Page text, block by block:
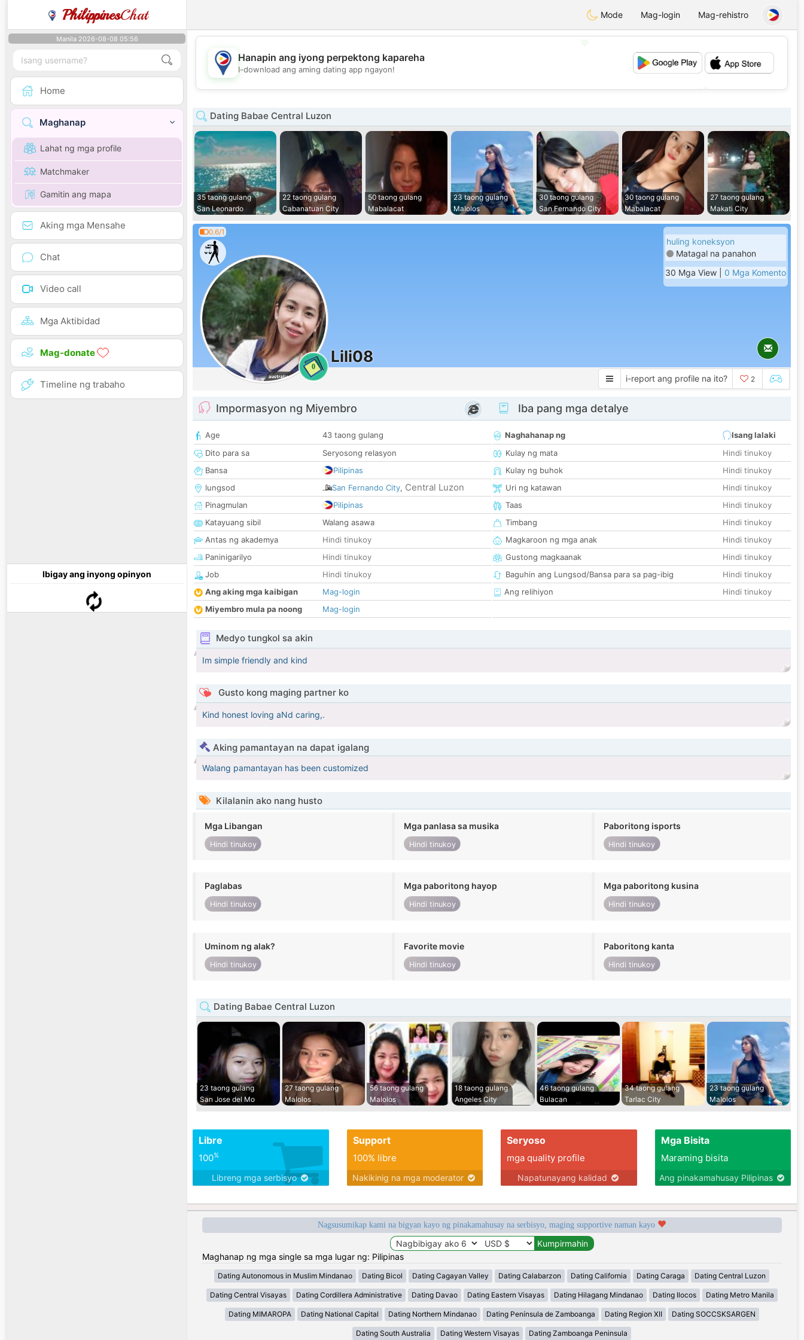
PhilippinesChat Mode Mag-login Mag-rehistro
Manila 2026-08-08 05:56
Home
Maghanap
Lahat ng mga profile
Matchmaker
Gamitin ang mapa
Aking mga Mensahe
Chat
Video call
Mga Aktibidad
Mag-donate
Timeline ng trabaho
Ibigay ang inyong opinyon
💖
💕
Hanapin ang iyong perpektong kapareha
I-download ang aming dating app ngayon!
Dating Babae Central Luzon
35 taong gulang
San Leonardo
22 taong gulang
Cabanatuan City
50 taong gulang
Mabalacat
23 taong gulang
Malolos
30 taong gulang
San Fernando City
30 taong gulang
Mabalacat
27 taong gulang
Makati City
0.6/1
0
Lili08
huling koneksyon
Matagal na panahon
30 Mga View | 0 Mga Komento
i-report ang profile na ito? 2
Impormasyon ng Miyembro
Age
43 taong gulang
Dito para sa
Seryosong relasyon
Bansa
Pilipinas
lungsod
San Fernando City, Central Luzon
Pinagmulan
Pilipinas
Katayuang sibil
Walang asawa
Antas ng akademya
Hindi tinukoy
Paninigarilyo
Hindi tinukoy
Job
Hindi tinukoy
Ang aking mga kaibigan
Mag-login
Miyembro mula pa noong
Mag-login
Iba pang mga detalye
Naghahanap ng
Isang lalaki
Kulay ng mata
Hindi tinukoy
Kulay ng buhok
Hindi tinukoy
Uri ng katawan
Hindi tinukoy
Taas
Hindi tinukoy
Timbang
Hindi tinukoy
Magkaroon ng mga anak
Hindi tinukoy
Gustong magkaanak
Hindi tinukoy
Baguhin ang Lungsod/Bansa para sa pag-ibig
Hindi tinukoy
Ang relihiyon
Hindi tinukoy
Medyo tungkol sa akin
Im simple friendly and kind
Gusto kong maging partner ko
Kind honest loving aNd caring,.
Aking pamantayan na dapat igalang
Walang pamantayan has been customized
Kilalanin ako nang husto
Mga Libangan
Hindi tinukoy
Mga panlasa sa musika
Hindi tinukoy
Paboritong isports
Hindi tinukoy
Paglabas
Hindi tinukoy
Mga paboritong hayop
Hindi tinukoy
Mga paboritong kusina
Hindi tinukoy
Uminom ng alak?
Hindi tinukoy
Favorite movie
Hindi tinukoy
Paboritong kanta
Hindi tinukoy
Dating Babae Central Luzon
23 taong gulang
San Jose del Mo
27 taong gulang
Malolos
56 taong gulang
Malolos
18 taong gulang
Angeles City
46 taong gulang
Bulacan
34 taong gulang
Tarlac City
23 taong gulang
Malolos
Libre
100%
Libreng mga serbisyo
Support
100% libre
Nakikinig na mga moderator
Seryoso
mga quality profile
Napatunayang kalidad
Mga Bisita
Maraming bisita
Ang pinakamahusay Pilipinas
Nagsusumikap kami na bigyan kayo ng pinakamahusay na serbisyo, maging supportive naman kayo
Maghanap ng mga single sa mga lugar ng: Pilipinas
Dating Autonomous in Muslim Mindanao Dating Bicol Dating Cagayan Valley Dating Calabarzon Dating California Dating Caraga Dating Central Luzon
Dating Central Visayas Dating Cordillera Administrative Dating Davao Dating Eastern Visayas Dating Hilagang Mindanao Dating Ilocos Dating Metro Manila
Dating MIMAROPA Dating National Capital Dating Northern Mindanao Dating Península de Zamboanga Dating Region XII Dating SOCCSKSARGEN
Dating South Australia Dating Western Visayas Dating Zamboanga Peninsula